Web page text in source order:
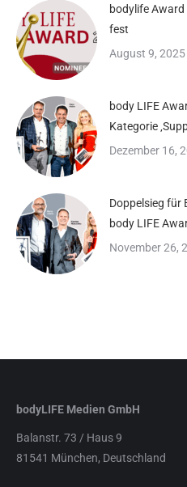
bodylife Award
fest
August 9, 2025
body LIFE
Kategorie
Dezember 16,
Doppelsieg für
body LIFE
November 26,
bodyLIFE Medien GmbH
Balanstr. 73 / Haus 9
81541 München, Deutschland